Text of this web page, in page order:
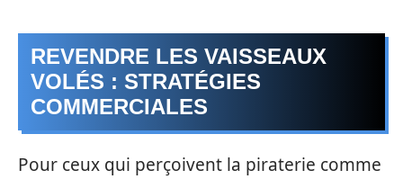
REVENDRE LES VAISSEAUX
VOLÉS : STRATÉGIES
COMMERCIALES
Pour ceux qui perçoivent la piraterie comme